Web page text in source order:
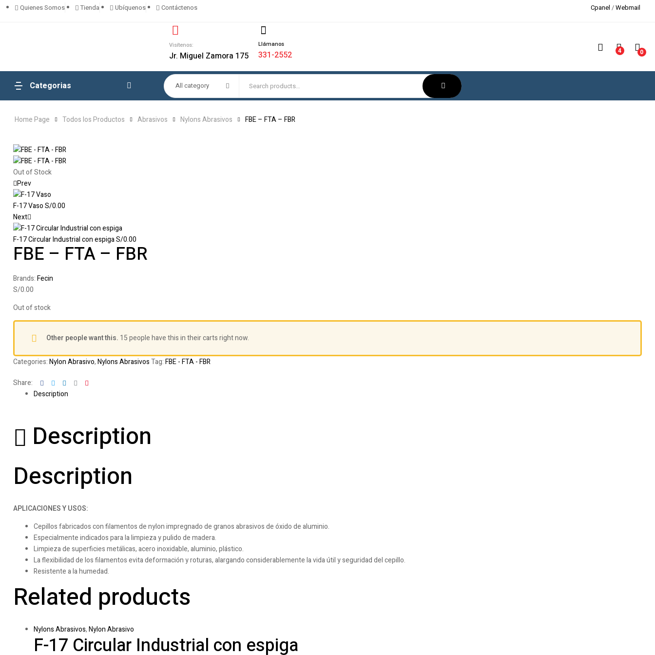
Quienes Somos Tienda Ubíquenos Contáctenos Cpanel /Webmail
Visítenos:
Jr. Miguel Zamora 175
Llámanos
331-2552 4 0
Categorias All category
Home Page Todos los Productos Abrasivos Nylons Abrasivos FBE – FTA – FBR
Out of Stock
Prev
F-17 VasoS/0.00
Next
F-17 Circular Industrial con espigaS/0.00
FBE – FTA – FBR
Brands:Fecin
S/0.00
Out of stock
Other people want this. 15 people have this in their carts right now.
Categories:Nylon Abrasivo,Nylons AbrasivosTag:FBE - FTA - FBR
Share: FacebookTwitterLinkedinGoogle+
Description
Description
Description
APLICACIONES Y USOS:
Cepillos fabricados con filamentos de nylon impregnado de granos abrasivos de óxido de aluminio.
Especialmente indicados para la limpieza y pulido de madera.
Limpieza de superficies metálicas, acero inoxidable, aluminio, plástico.
La flexibilidad de los filamentos evita deformación y roturas, alargando considerablemente la vida útil y seguridad del cepillo.
Resistente a la humedad.
Related products
Nylons Abrasivos,Nylon Abrasivo
F-17 Circular Industrial con espiga